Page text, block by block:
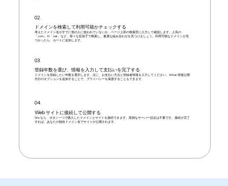
02.
ドメインを検索して利用可能かチェックする
考えたドメイン名がすでに他の人に使われていないか、ページ上部の検索窓に入力して確認します。人気の
「.com」や「.net」など、様々な拡張子で検索し、最適な組み合わせを見つけましょう。利用可能なドメインが見
つかったら、カートに追加します。
03.
登録年数を選び、情報を入力して支払いを完了する
ドメインを登録したい年数を選択します。次に、お支払い方法と登録者情報を入力してください。Whois 情報公開
代行のオプションを追加することで、プライバシーを保護することもできます。
04.
Web サイトに接続して公開する
Wix なら、ボタン一つで購入したドメインとサイトを接続できます。面倒なサーバー設定は不要です。接続が完了
すれば、あなたの独自ドメイン名でサイトが公開されます。